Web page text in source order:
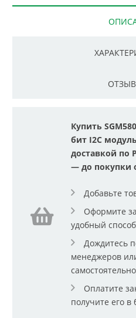
Купить
бит I2C
доставкой по
— до покупки
Добавьте
Оформите
удобный
Дождитесь
менеджеров
самостоятельно
Оплатите
получите его